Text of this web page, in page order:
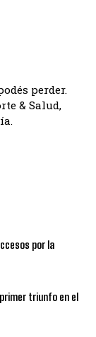
perder.
& Salud,
por la
triunfo en el